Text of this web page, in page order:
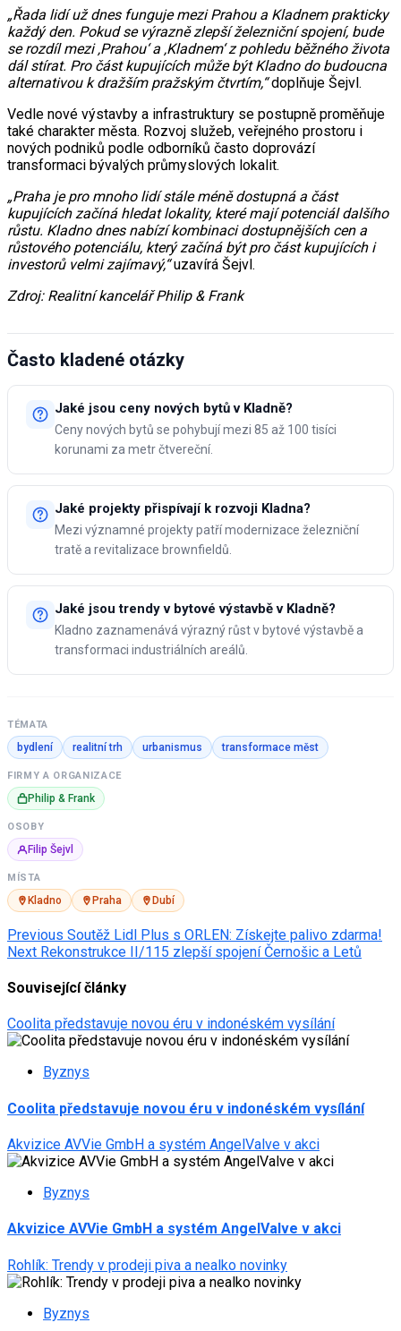
„Řada lidí už dnes funguje mezi Prahou a Kladnem prakticky
každý den. Pokud se výrazně zlepší železniční spojení, bude
se rozdíl mezi ‚Prahou‘ a ‚Kladnem‘ z pohledu běžného života
dál stírat. Pro část kupujících může být Kladno do budoucna
alternativou k dražším pražským čtvrtím,“doplňuje Šejvl.
Vedle nové výstavby a infrastruktury se postupně proměňuje
také charakter města. Rozvoj služeb, veřejného prostoru i
nových podniků podle odborníků často doprovází
transformaci bývalých průmyslových lokalit.
„Praha je pro mnoho lidí stále méně dostupná a část
kupujících začíná hledat lokality, které mají potenciál dalšího
růstu. Kladno dnes nabízí kombinaci dostupnějších cen a
růstového potenciálu, který začíná být pro část kupujících i
investorů velmi zajímavý,“uzavírá Šejvl.
Zdroj: Realitní kancelář Philip & Frank
Často kladené otázky
Jaké jsou ceny nových bytů v Kladně?
Ceny nových bytů se pohybují mezi 85 až 100 tisíci
korunami za metr čtvereční.
Jaké projekty přispívají k rozvoji Kladna?
Mezi významné projekty patří modernizace železniční
tratě a revitalizace brownfieldů.
Jaké jsou trendy v bytové výstavbě v Kladně?
Kladno zaznamenává výrazný růst v bytové výstavbě a
transformaci industriálních areálů.
TÉMATA
bydlení realitní trh urbanismus transformace měst
FIRMY A ORGANIZACE
Philip & Frank
OSOBY
Filip Šejvl
MÍSTA
Kladno Praha Dubí
Post
navigation
Previous Soutěž Lidl Plus s ORLEN: Získejte palivo zdarma!
Next Rekonstrukce II/115 zlepší spojení Černošic a Letů
Související články
Coolita představuje novou éru v indonéském vysílání
Byznys
Coolita představuje novou éru v indonéském vysílání
Akvizice AVVie GmbH a systém AngelValve v akci
Byznys
Akvizice AVVie GmbH a systém AngelValve v akci
Rohlík: Trendy v prodeji piva a nealko novinky
Byznys